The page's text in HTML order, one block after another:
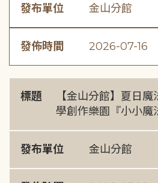
發布單位 金山分館
發佈時間 2026-07-16
標題
【金山分館】夏日
學創作樂園『小小魔
發布單位 金山分館